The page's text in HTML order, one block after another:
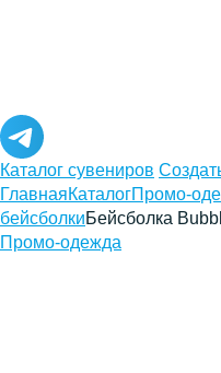
Каталог сувениров
ГлавнаяКаталогПромо-
бейсболкиБейсболка
Промо-одежда